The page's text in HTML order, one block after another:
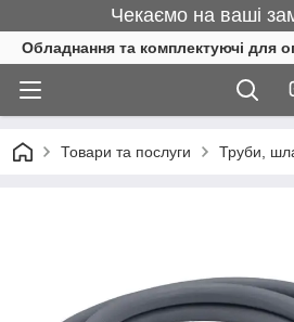
Чекаємо на ваші
Обладнання та комплектуючі для
Товари та послуги Труби,